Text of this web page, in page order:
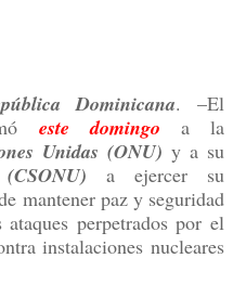
Dominicana. –El
este domingo a la
Unidas (ONU) y a su
a ejercer su
mantener paz y seguridad
perpetrados por el
instalaciones nucleares